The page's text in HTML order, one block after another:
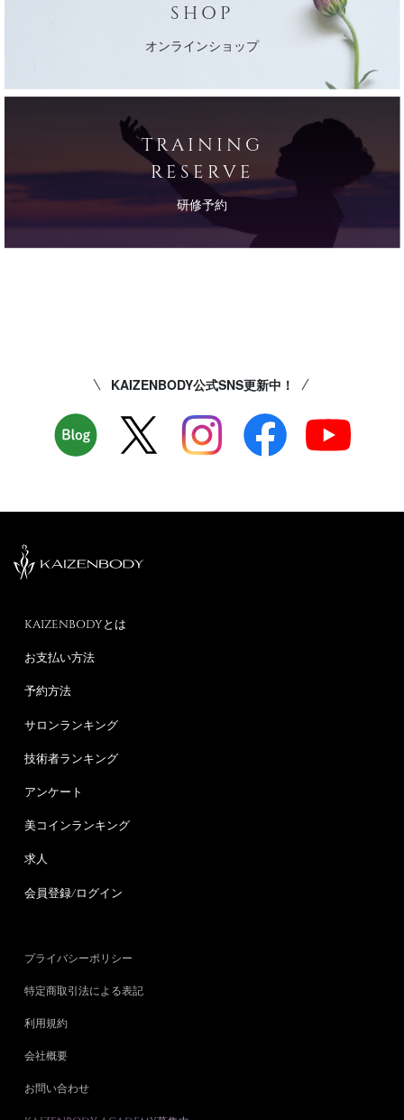
SHOP
オンラインショップ
TRAINING
RESERVE
研修予約
KAIZENBODY公式SNS更新中！
KAIZENBODYとは
お支払い方法
予約方法
サロンランキング
技術者ランキング
アンケート
美コインランキング
求人
会員登録/ログイン
プライバシーポリシー
特定商取引法による表記
利用規約
会社概要
お問い合わせ